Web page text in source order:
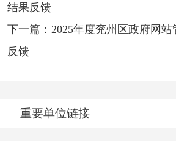
结果反馈
下一篇：2025年度兖州区政府网
反馈
重要单位链接